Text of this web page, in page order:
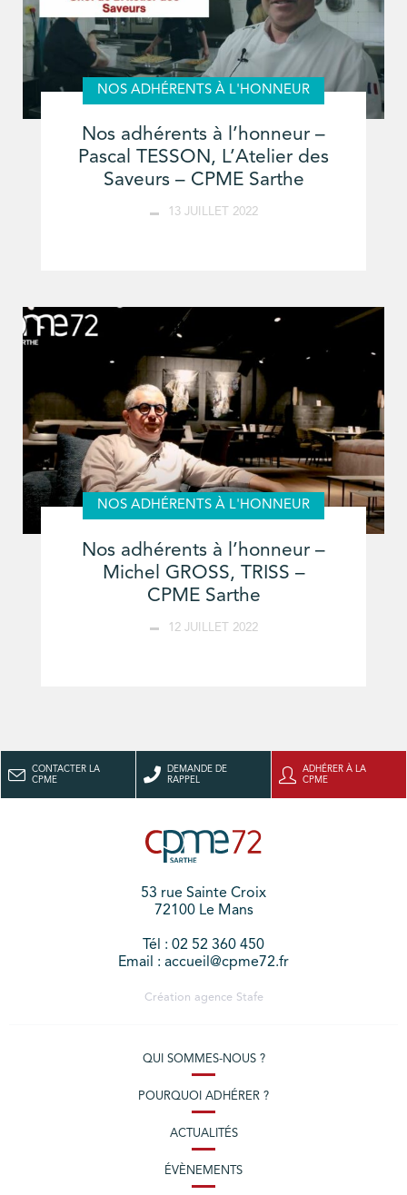
NOS ADHÉRENTS À L'HONNEUR
Nos adhérents à l’honneur –
Pascal TESSON, L’Atelier des
Saveurs – CPME Sarthe
13 JUILLET 2022
NOS ADHÉRENTS À L'HONNEUR
Nos adhérents à l’honneur –
Michel GROSS, TRISS –
CPME Sarthe
12 JUILLET 2022
CONTACTER LA
CPME
DEMANDE DE
RAPPEL
ADHÉRER À LA
CPME
53 rue Sainte Croix
72100 Le Mans
Tél : 02 52 360 450
Email : accueil@cpme72.fr
Création agence Stafe
QUI SOMMES-NOUS ?
POURQUOI ADHÉRER ?
ACTUALITÉS
ÉVÈNEMENTS